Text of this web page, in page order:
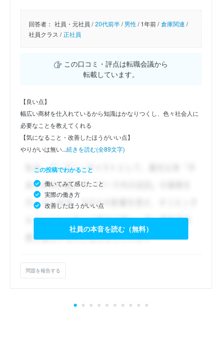
回答者： 社員・元社員 / 20代前半/男性/1年前 / 倉庫関連 /
社員クラス / 正社員
この口コミ・評点は転職会議から
転載しています。
【良い点】
幅広い商材を仕入れているから知識はかなりつくし、色々社会人に
必要なことを教えてくれる
【気になること・改善したほうがいい点】
やりがいは無い...続きを読む(全89文字)
この投稿でわかること
働いてみて感じたこと
実際の働き方
改善したほうがいい点
社員の本音を読む（無料）
問題を報告する